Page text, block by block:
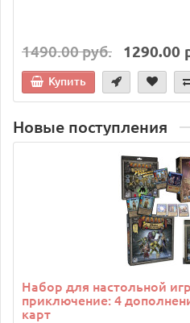
1490.00 руб. 1290.00
Купить
Новые поступления
Набор для настольной
приключение: 4
карт